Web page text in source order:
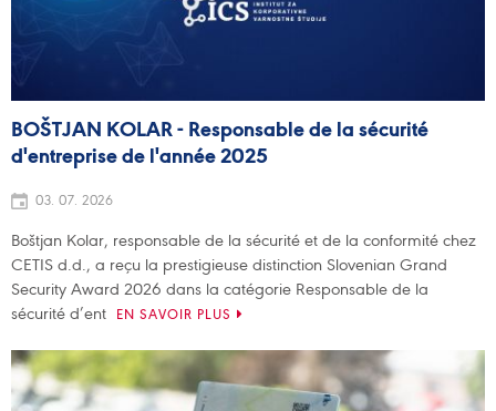
BOŠTJAN KOLAR - Responsable de la sécurité
d'entreprise de l'année 2025
03. 07. 2026
Boštjan Kolar, responsable de la sécurité et de la conformité chez
CETIS d.d., a reçu la prestigieuse distinction Slovenian Grand
Security Award 2026 dans la catégorie Responsable de la
sécurité d’ent
EN SAVOIR PLUS